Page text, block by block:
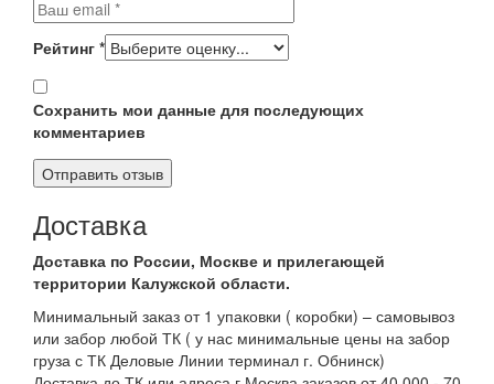
Рейтинг *
Сохранить мои данные для последующих
комментариев
Доставка
Доставка по России, Москве и прилегающей
территории Калужской области.
Минимальный заказ от 1 упаковки ( коробки) – самовывоз
или забор любой ТК ( у нас минимальные цены на забор
груза с ТК Деловые Линии терминал г. Обнинск)